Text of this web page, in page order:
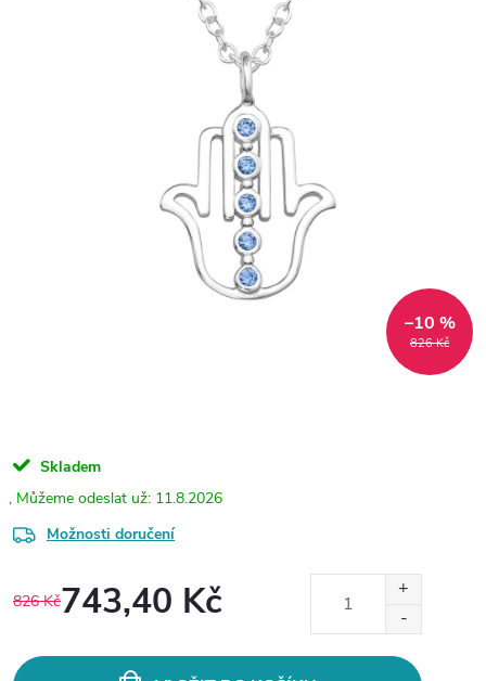
826 Kč
–10 %
Skladem
11.8.2026
Možnosti doručení
826 Kč743,40 Kč